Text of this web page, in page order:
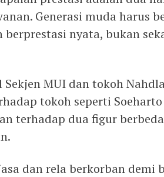
Generasi muda harus
nyata, bukan
Sekjen MUI dan tokoh
tokoh seperti Soeharto
terhadap dua figur
dan rela berkorban demi